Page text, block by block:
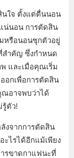
ใจ ตั้งแต่ตื่นนอน
น่นอน การตัดสิน
หรือนอนซุกตัวอยู่
สำคัญ ซึ่งกำหนด
และเมื่อคุณเริ่ม
อกเพื่อการตัดสิน
ณอาจพบว่าได้
ไม่รู้ตัว!
งจากการตัดสิน
ไรได้อีกแม้เพียง
ารขาดกาแฟนะที่